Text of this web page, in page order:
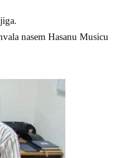
nasem Hasanu Musicu